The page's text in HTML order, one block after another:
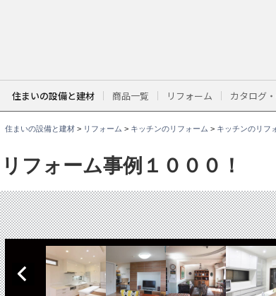
住まいの設備と建材 商品一覧 リフォーム カタログ
住まいの設備と建材> リフォーム > キッチンのリフォーム > キッチンのリフ
リフォーム事例１０００！